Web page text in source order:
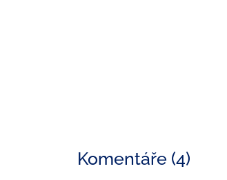
Komentáře (4)